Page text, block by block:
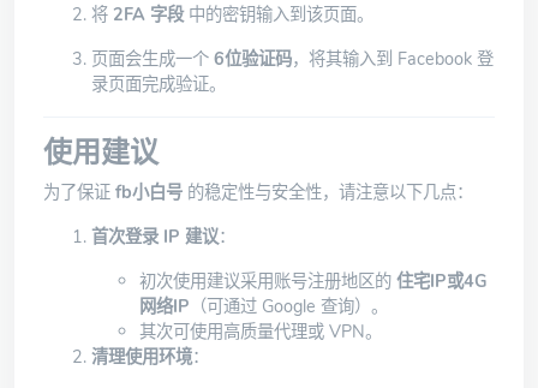
将 2FA 字段中的密钥输入到该页面。
页面会生成一个 6位验证码，将其输入到 Facebook 登
录页面完成验证。
使用建议
为了保证 fb小白号 的稳定性与安全性，请注意以下几点：
首次登录 IP 建议：
初次使用建议采用账号注册地区的 住宅IP或4G
网络IP （可通过 Google 查询）。
其次可使用高质量代理或 VPN。
清理使用环境：